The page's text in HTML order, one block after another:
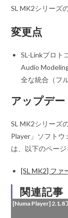
SL MK2シリーズ
変更点
SL-Linkプロト
Audio
全な統合（フ
アップデー
SL MK2シリーズ
Player」ソフトウ
は、以下のページ
[SL MK2] ファ
関連記事
[Numa Player] 2.1.8